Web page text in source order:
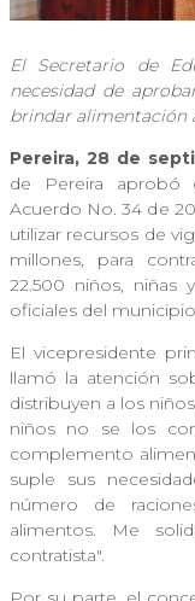
El Secretario de
necesidad de
brindar alimentación
Pereira, 28 de
de Pereira aprobó
Acuerdo No. 34 de
utilizar recursos de
millones, para
22.500 niños, niñas
oficiales del
El vicepresidente
llamó la atención
distribuyen a los
niños no se los
complemento
suple sus
número de
alimentos. Me
contratista".